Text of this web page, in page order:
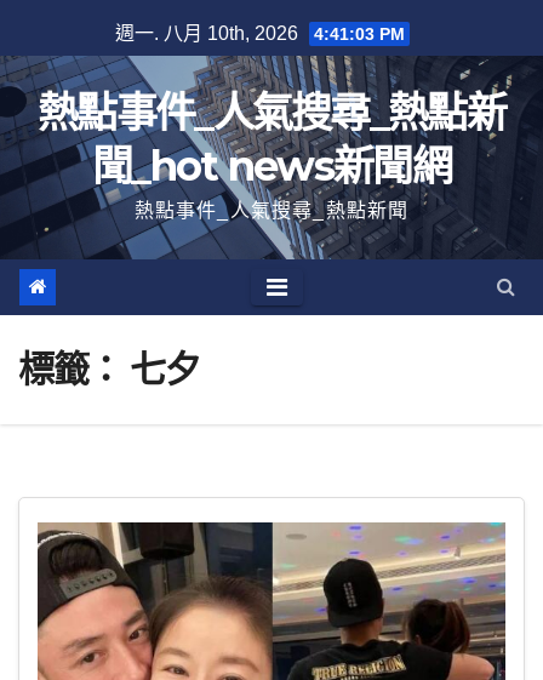
至
內
容
週一. 八月 10th, 2026 4:41:04 PM
熱點事件_人氣搜尋_熱點新
聞_hot news新聞網
熱點事件_人氣搜尋_熱點新聞
標籤： 七夕